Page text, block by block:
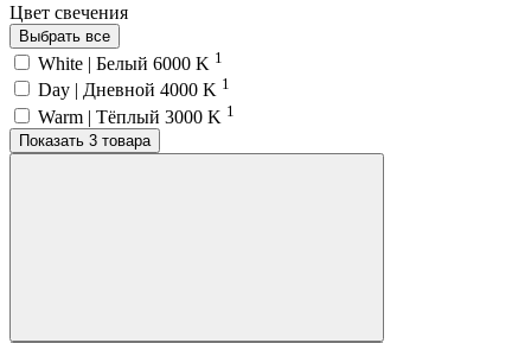
Цвет свечения
Выбрать все
White | Белый 6000 K 1
Day | Дневной 4000 K 1
Warm | Тёплый 3000 K 1
Показать 3 товара